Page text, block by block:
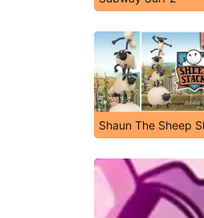
Shaun The Sheep